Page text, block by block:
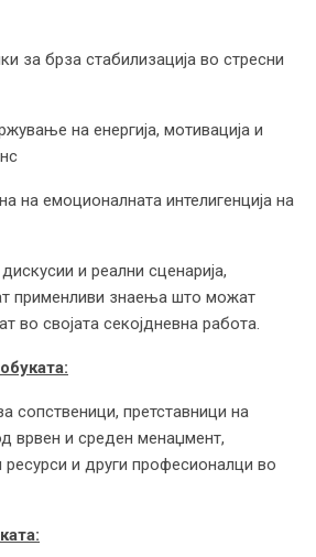
за брза стабилизација во стресни
на енергија, мотивација и
емоционалната интелигенција на
и реални сценарија,
применливи знаења што можат
во својата секојдневна работа.
:
сопственици, претставници на
врвен и среден менаџмент,
и други професионалци во